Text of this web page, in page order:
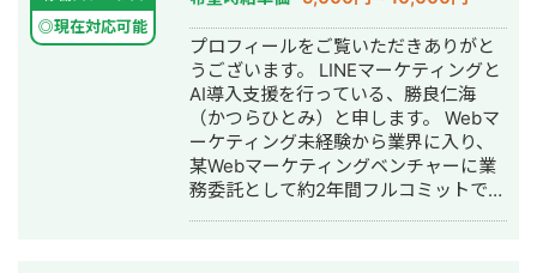
得10〜15件達成。 →企画、台本作成、
撮影、編集、分析全て担当。 ■ 主な経
験業界 ・買取サービス ・不用品回収
・人材紹介：toC/toBいずれも経験あり
・営業代行 ・SaaS ・広告代理店 ・飲
食店 ・官公庁
ティング戦略をご提案いたします。
「BtoB ECを立ち上げたものの、思う
ように成果が出ていない」 「営業活動
をもっと効率化したい」 「ECを新たな
営業チャネルとして育てていきたい」
そんな企業様のパートナーとして、事
業の成長をご支援いたします。お気軽
にご相談ください。
◎現在対応可能
プロフィールをご覧いただきありがと
うございます。 LINEマーケティングと
AI導入支援を行っている、勝良仁海
（かつらひとみ）と申します。 Webマ
ーケティング未経験から業界に入り、
某Webマーケティングベンチャーに業
務委託として約2年間フルコミットで参